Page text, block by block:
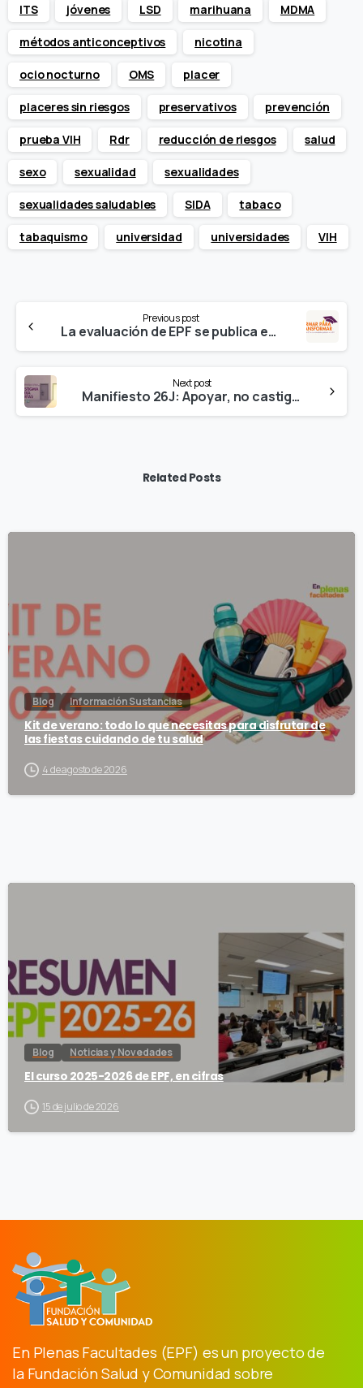
ITS jóvenes LSD marihuana MDMA
métodos anticonceptivos nicotina
ocio nocturno OMS placer
placeres sin riesgos preservativos prevención
prueba VIH Rdr reducción de riesgos salud
sexo sexualidad sexualidades
sexualidades saludables SIDA tabaco
tabaquismo universidad universidades VIH
Reading
Previous post
La evaluación de EPF se publica en la Revista Española de Drogodependencias
Next post
Manifiesto 26J: Apoyar, no castigar
Related Posts
Blog Información Sustancias
Kit de verano: todo lo que necesitas para disfrutar de
las fiestas cuidando de tu salud
4 de agosto de 2026
Blog Noticias y Novedades
El curso 2025-2026 de EPF, en cifras
15 de julio de 2026
En Plenas Facultades (EPF) es un proyecto de
la Fundación Salud y Comunidad sobre